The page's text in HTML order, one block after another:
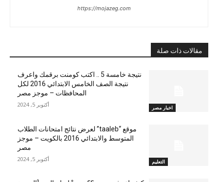
https://mojazeg.com
مقالات ذات صلة
اخبار مصر
نتيجة خامسة 5 .. اكتب كومنت برقمك واعرف
نتيجة الصف الخامس الابتدائي 2016 لكل
المحافظات – موجز مصر
أكتوبر 5, 2024
التعليم
موقع “taaleb” لعرض نتائج امتحانات الطلاب
المتوسط والابتدائي 2016 بالكويت – موجز
مصر
أكتوبر 5, 2024